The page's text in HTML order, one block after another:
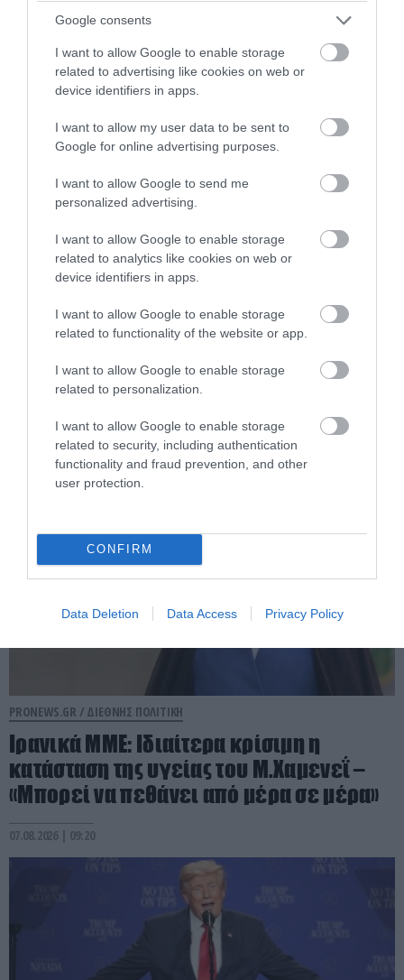
Google consents
I want to allow Google to enable storage
related to advertising like cookies on web or
device identifiers in apps.
I want to allow my user data to be sent to
Google for online advertising purposes.
I want to allow Google to send me
personalized advertising.
I want to allow Google to enable storage
related to analytics like cookies on web or
device identifiers in apps.
I want to allow Google to enable storage
related to functionality of the website or app.
I want to allow Google to enable storage
related to personalization.
I want to allow Google to enable storage
related to security, including authentication
functionality and fraud prevention, and other
user protection.
CONFIRM
Data Deletion Data Access Privacy Policy
τελευταίος Ρεπουμπλικανός πρόεδρος»
07.08.2026 | 13:57
PRONEWS.GR /ΔΙΕΘΝΗΣ ΠΟΛΙΤΙΚΗ
Δημοκρατικοί: Νίκη ενός αιγυπτιακής
καταγωγής επιδημιολόγου στο
Μίτσιγκαν έναντι μιας «εκλεκτής» του
ισραηλινού λόμπι!
07.08.2026 | 11:35
PRONEWS.GR / ΔΙΕΘΝΗΣ ΠΟΛΙΤΙΚΗ
Ιρανικά ΜΜΕ: Ιδιαίτερα κρίσιμη η
κατάσταση της υγείας του Μ.Χαμενεΐ –
«Μπορεί να πεθάνει από μέρα σε μέρα»
07.08.2026 | 09:20